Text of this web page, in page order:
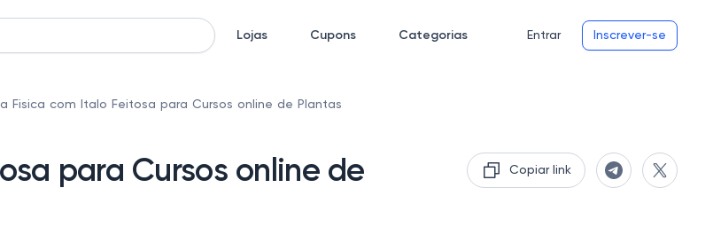
Lojas Cupons Categorias Entrar Inscrever-se
Fisica com Italo Feitosa para Cursos online de Plantas
para Cursos online de
Copiar link